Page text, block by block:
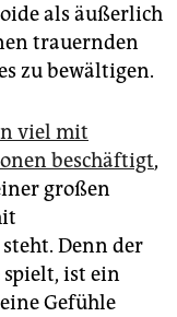
als äußerlich
trauernden
zu bewältigen.
viel mit
beschäftigt,
großen
Denn der
spielt, ist ein
Gefühle